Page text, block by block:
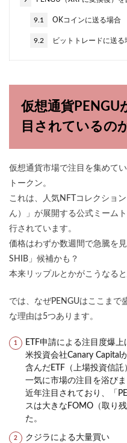
9.1 OKコインに送る場合
9.2 ビットトレードに送る
仮想通貨PENGU
目されているの
仮想通貨市場で注目を集めて
トークン。
これは、人気NFTコレクショ
ん）」が展開する公式ミーム
行されています。
価格はわずか数週間で急騰を
SHIB」候補かも？
本来リップルとかがこうなる
では、なぜPENGUはここまで
な理由は5つあります。
ETF申請による注目度爆上
米投資会社Canary Capital
含んだETF（上場投資信託
一気に市場の注目を浴び
近年注目されており、「
スは大きなFOMO（取り
た。
クジラによる大量買い